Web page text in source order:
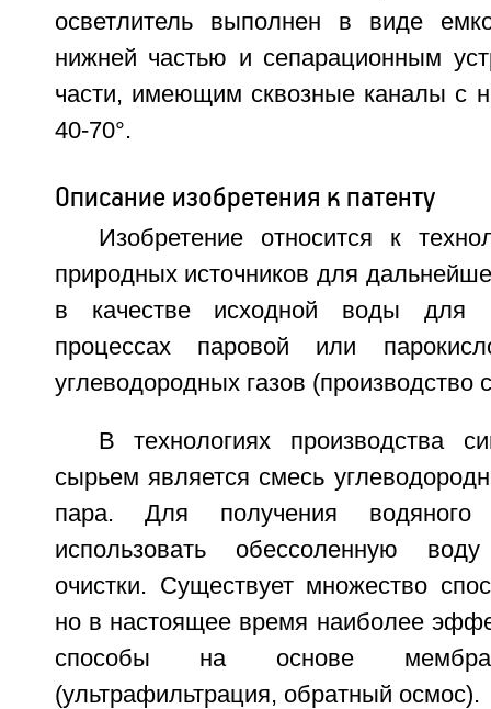
осветлитель выполнен в виде
нижней частью и сепарационным
части, имеющим сквозные каналы с
40-70°.
Описание изобретения к патенту
Изобретение относится к
природных источников для
в качестве исходной воды для
процессах паровой или
углеводородных газов (производство
В технологиях производства
сырьем является смесь
пара. Для получения водяного
использовать обессоленную
очистки. Существует множество
но в настоящее время наиболее
способы на основе
(ультрафильтрация, обратный осмос).